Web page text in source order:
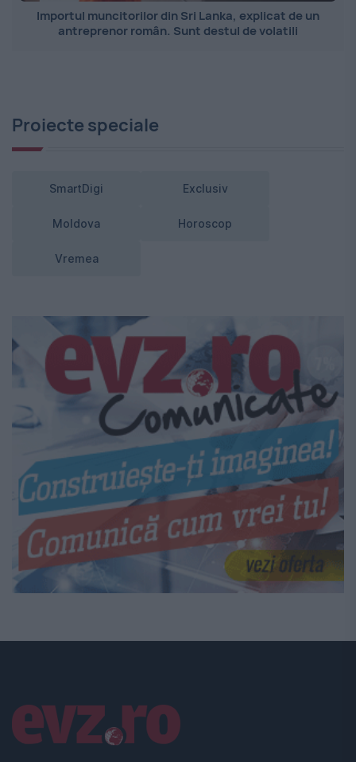
Importul muncitorilor din Sri Lanka, explicat de un
antreprenor român. Sunt destul de volatili
Proiecte speciale
SmartDigi Exclusiv
Moldova Horoscop
Vremea
Linkuri utile